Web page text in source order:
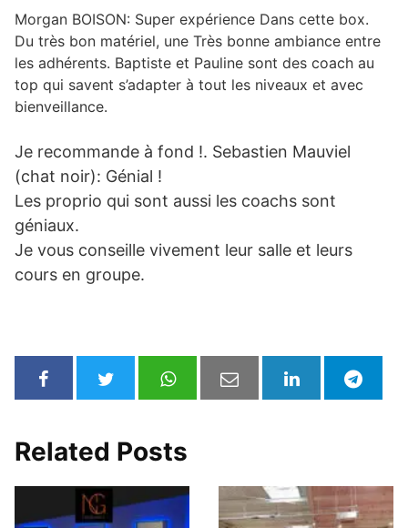
Morgan BOISON: Super expérience Dans cette box.
Du très bon matériel, une Très bonne ambiance entre
les adhérents. Baptiste et Pauline sont des coach au
top qui savent s’adapter à tout les niveaux et avec
bienveillance.
Je recommande à fond !. Sebastien Mauviel
(chat noir): Génial !
Les proprio qui sont aussi les coachs sont
géniaux.
Je vous conseille vivement leur salle et leurs
cours en groupe.
Related Posts